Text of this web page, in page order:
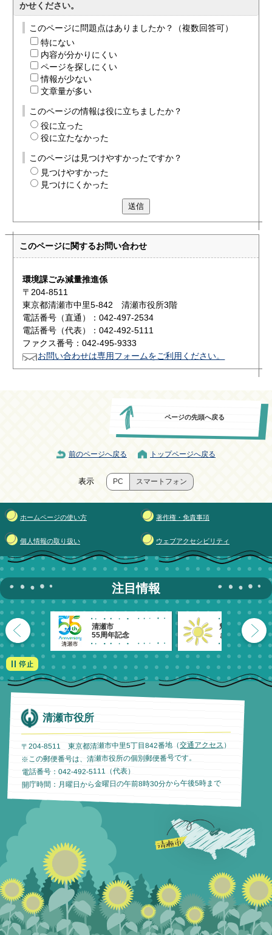
かせください。
このページに問題点はありましたか？（複数回答可）
特にない
内容が分かりにくい
ページを探しにくい
情報が少ない
文章量が多い
このページの情報は役に立ちましたか？
役に立った
役に立たなかった
このページは見つけやすかったですか？
見つけやすかった
見つけにくかった
送信
このページに関するお問い合わせ
環境課ごみ減量推進係
〒204-8511
東京都清瀬市中里5-842 清瀬市役所3階
電話番号（直通）：042-497-2534
電話番号（代表）：042-492-5111
ファクス番号：042-495-9333
お問い合わせは専用フォームをご利用ください。
ページの先頭へ戻る
前のページへ戻る トップページへ戻る
表示 PC スマートフォン
ホームページの使い方 著作権・免責事項
個人情報の取り扱い ウェブアクセシビリティ
注目情報
清瀬市
55周年記念
魅力発信！
きよせのーと。
清瀬市役所
〒204-8511 東京都清瀬市中里5丁目842番地（交通アクセス ）
※この郵便番号は、清瀬市役所の個別郵便番号です。
電話番号：042-492-5111（代表）
開庁時間：月曜日から金曜日の午前8時30分から午後5時まで